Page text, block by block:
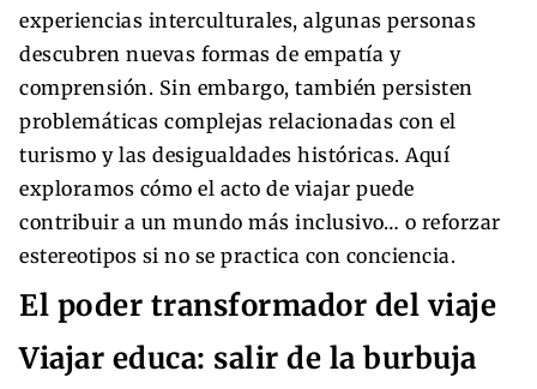
experiencias interculturales, algunas personas
descubren nuevas formas de empatía y
comprensión. Sin embargo, también persisten
problemáticas complejas relacionadas con el
turismo y las desigualdades históricas. Aquí
exploramos cómo el acto de viajar puede
contribuir a un mundo más inclusivo… o reforzar
estereotipos si no se practica con conciencia.
El poder transformador del viaje
Viajar educa: salir de la burbuja